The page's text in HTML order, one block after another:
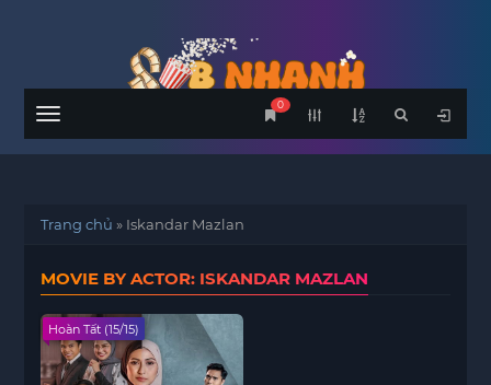
Menu
0
Trang chủ » Iskandar Mazlan
MOVIE BY ACTOR: ISKANDAR MAZLAN
Hoàn Tất (15/15)